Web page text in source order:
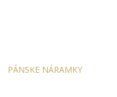
PÁNSKE NÁRAMKY